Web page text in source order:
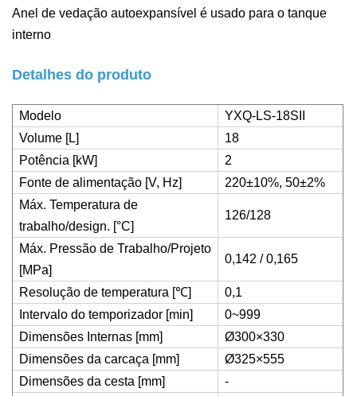
Anel de vedação autoexpansível é usado para o tanque
interno
Detalhes do produto
Modelo
YXQ-LS-18SII
Volume [L]
18
Potência [kW]
2
Fonte de alimentação [V, Hz]
220±10%, 50±2%
Máx. Temperatura de
trabalho/design. [°C]
126/128
Máx. Pressão de Trabalho/Projeto
[MPa]
0,142 / 0,165
Resolução de temperatura [℃]
0,1
Intervalo do temporizador [min]
0~999
Dimensões Internas [mm]
Ø300×330
Dimensões da carcaça [mm]
Ø325×555
Dimensões da cesta [mm]
-